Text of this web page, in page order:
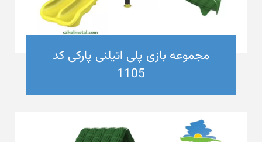
مجموعه بازی پلی اتیلنی پارکی کد